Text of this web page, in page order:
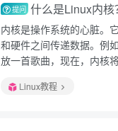
提问 什么是Linux内核
内核是操作系统的心脏。
和硬件之间传递数据。例
放一首歌曲，现在，内核
Linux教程